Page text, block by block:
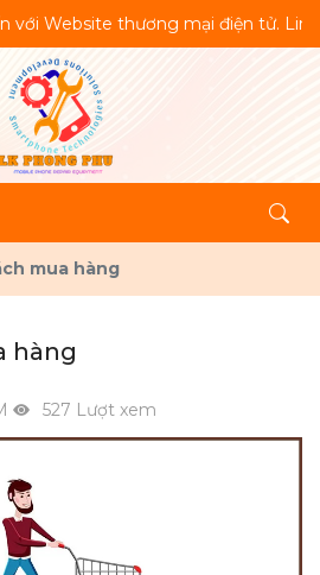
thương mại điện tử. Linh
mua hàng
hàng
527 Lượt xem